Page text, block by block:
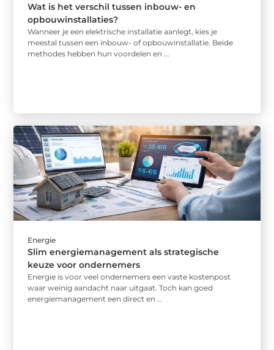
Wat is het verschil tussen inbouw- en
opbouwinstallaties?
Wanneer je een elektrische installatie aanlegt, kies je
meestal tussen een inbouw- of opbouwinstallatie. Beide
methodes hebben hun voordelen en ...
Energie
Slim energiemanagement als strategische
keuze voor ondernemers
Energie is voor veel ondernemers een vaste kostenpost
waar weinig aandacht naar uitgaat. Toch kan goed
energiemanagement een direct en ...